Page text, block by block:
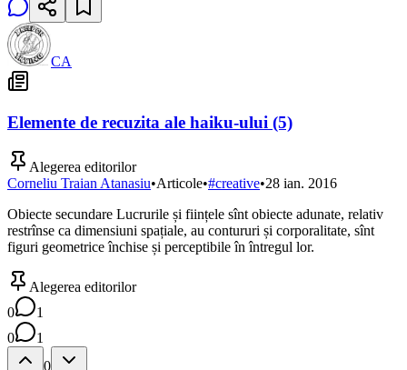
CA
Elemente de recuzita ale haiku-ului (5)
Alegerea editorilor
Corneliu Traian Atanasiu•Articole•#creative•28 ian. 2016
Obiecte secundare Lucrurile și ființele sînt obiecte adunate, relativ
restrînse ca dimensiuni spațiale, au contururi și corporalitate, sînt
figuri geometrice închise și perceptibile în întregul lor.
Alegerea editorilor
0
1
0
1
0